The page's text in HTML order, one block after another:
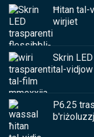
Ħitan tal-
wirjiet
Skrin
tal-
P6.25